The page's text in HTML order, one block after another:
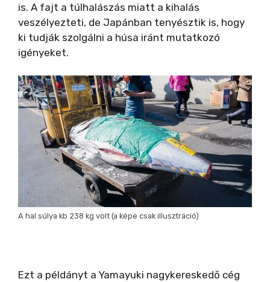
is. A fajt a túlhalászás miatt a kihalás
veszélyezteti, de Japánban tenyésztik is, hogy
ki tudják szolgálni a húsa iránt mutatkozó
igényeket.
A hal súlya kb 238 kg volt (a képe csak illusztráció)
Ezt a példányt a Yamayuki nagykereskedő cég